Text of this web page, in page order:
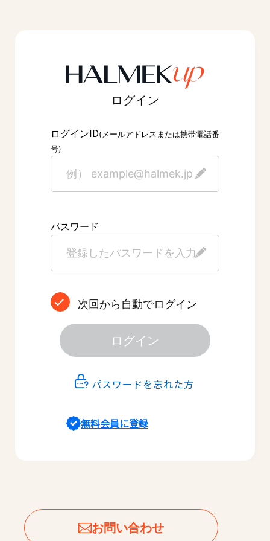
ログイン
ログインID(メールアドレスまたは携帯電話番
号)
パスワード
次回から自動でログイン
ログイン
パスワードを忘れた方
無料会員に登録
お問い合わせ